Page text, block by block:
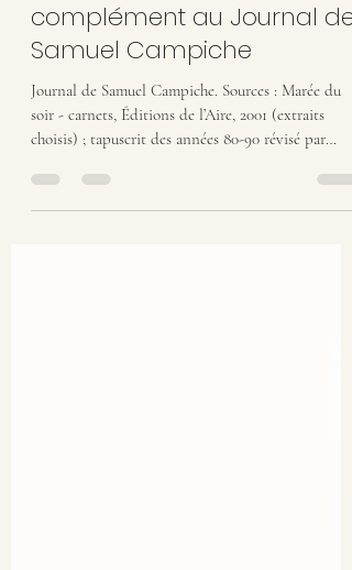
d'Europe aux Etats-Unis,
complément au Journal de
Samuel Campiche
Journal de Samuel Campiche. Sources : Marée du
choisis) ; tapuscrit des années 80-90 révisé par
l'auteur ; feuillets manuscrits originaux.